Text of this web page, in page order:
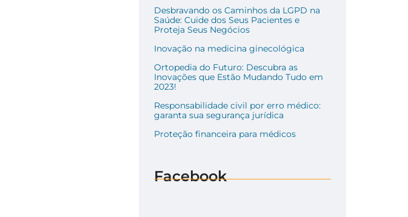
Desbravando os Caminhos da LGPD na
Saúde: Cuide dos Seus Pacientes e
Proteja Seus Negócios
Inovação na medicina ginecológica
Ortopedia do Futuro: Descubra as
Inovações que Estão Mudando Tudo em
2023!
Responsabilidade civil por erro médico:
garanta sua segurança jurídica
Proteção financeira para médicos
Facebook